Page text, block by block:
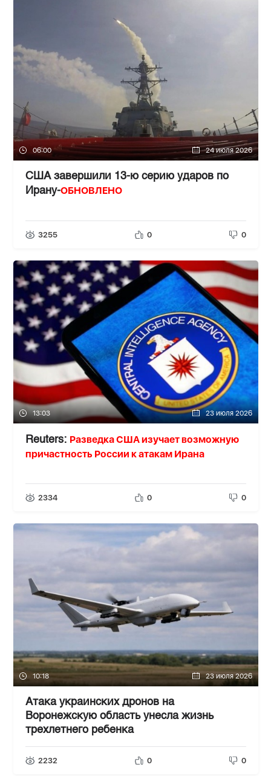
06:00 24 июля 2026
США завершили 13-ю серию ударов по
Ирану-ОБНОВЛЕНО
3255 0 0
13:03 23 июля 2026
Reuters: Разведка США изучает возможную
причастность России к атакам Ирана
2334 0 0
10:18 23 июля 2026
Атака украинских дронов на
Воронежскую область унесла жизнь
трехлетнего ребенка
2232 0 0